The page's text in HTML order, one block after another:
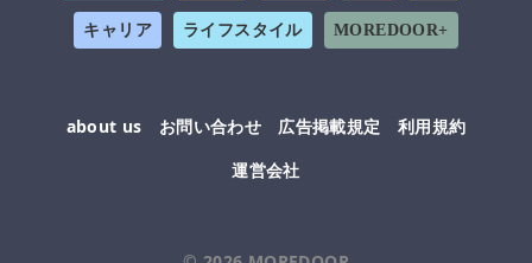
キャリア ライフスタイル MOREDOOR+
about us お問い合わせ 広告掲載規定
利用規約
運営会社